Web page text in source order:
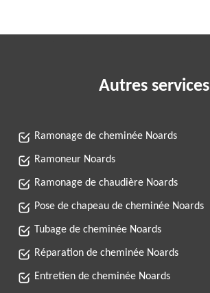
Autres services
Ramonage de cheminée Noards
Ramoneur Noards
Ramonage de chaudière Noards
Pose de chapeau de cheminée Noards
Tubage de cheminée Noards
Réparation de cheminée Noards
Entretien de cheminée Noards